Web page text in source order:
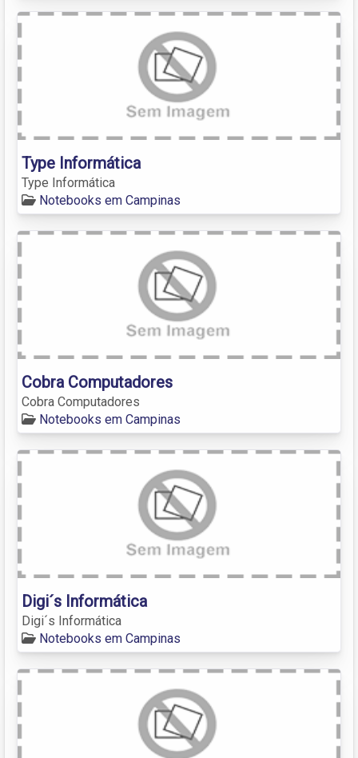
Type Informática
Type Informática
Notebooks em Campinas
Cobra Computadores
Cobra Computadores
Notebooks em Campinas
Digi´s Informática
Digi´s Informática
Notebooks em Campinas